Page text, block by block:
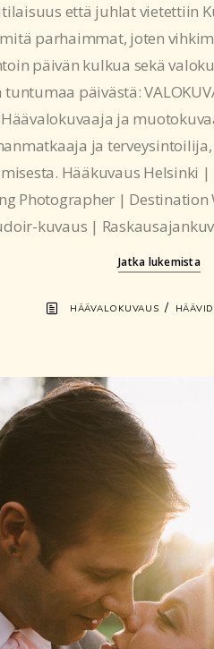
että juhlat vietettiin
parhaimmat, joten
päivän kulkua sekä
päivästä:
Häävalokuvaaja ja
ja
Hääkuvaus Helsinki
Photographer | Destination
kuvaus |
Jatka lukemista
HÄÄVALOKUVAUS /